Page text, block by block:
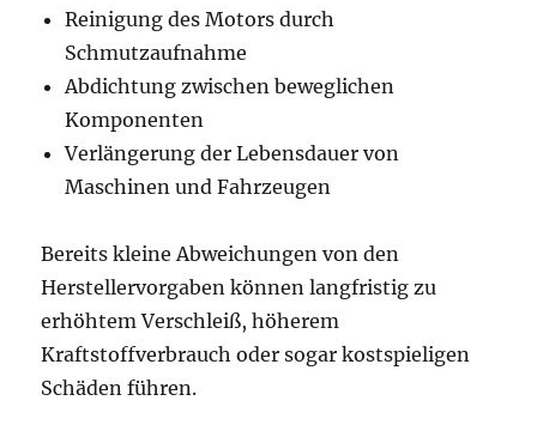
Reinigung des Motors durch
Schmutzaufnahme
Abdichtung zwischen beweglichen
Komponenten
Verlängerung der Lebensdauer von
Maschinen und Fahrzeugen
Bereits kleine Abweichungen von den
Herstellervorgaben können langfristig zu
erhöhtem Verschleiß, höherem
Kraftstoffverbrauch oder sogar kostspieligen
Schäden führen.